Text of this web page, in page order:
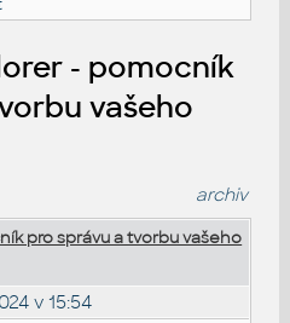
- pomocník
vašeho
archiv
pro správu a tvorbu vašeho
v 15:54